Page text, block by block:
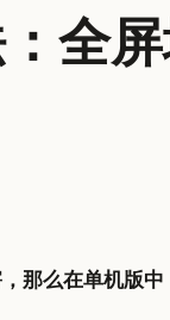
全
那么在单机版